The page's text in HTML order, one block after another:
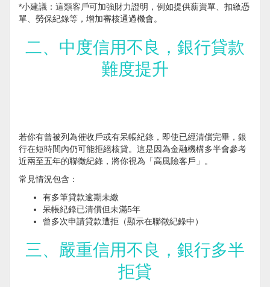
*小建議：這類客戶可加強財力證明，例如提供薪資單、扣繳憑
單、勞保紀錄等，增加審核通過機會。
二、中度信用不良，銀行貸款
難度提升
若你有曾被列為催收戶或有呆帳紀錄，即使已經清償完畢，銀
行在短時間內仍可能拒絕核貸。這是因為金融機構多半會參考
近兩至五年的聯徵紀錄，將你視為「高風險客戶」。
常見情況包含：
有多筆貸款逾期未繳
呆帳紀錄已清償但未滿5年
曾多次申請貸款遭拒（顯示在聯徵紀錄中）
三、嚴重信用不良，銀行多半
拒貸